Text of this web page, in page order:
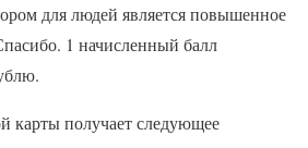
для людей является повышенное
1 начисленный балл
карты получает следующее